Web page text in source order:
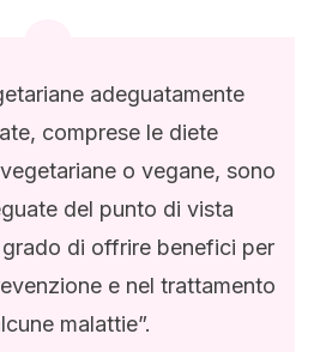
adeguatamente
comprese le diete
o vegane, sono
del punto di vista
di offrire benefici per
e nel trattamento
malattie”.